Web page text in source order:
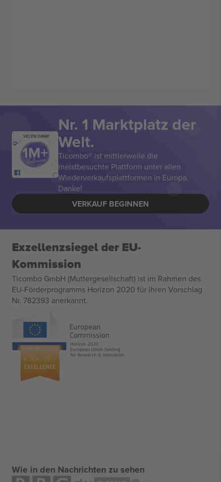
VIELEN DANK!
Nr. 1 Marktplatz der
Welt.
Ticombo® ist mittlerweile die
meistbesuchte Plattform unter allen
Wiederverkaufsplattformen in Europa.
Danke!
VERKAUF BEGINNEN
Exzellenzsiegel der EU-
Kommission
Ticombo GmbH (Muttergesellschaft) ist im Rahmen des
EU-Förderprogramms Horizon 2020 für ihren Vorschlag
Nr. 782393 anerkannt.
Wie in den Nachrichten zu sehen